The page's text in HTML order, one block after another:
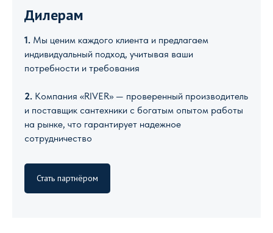
Дилерам
1. Мы ценим каждого клиента и предлагаем
индивидуальный подход, учитывая ваши
потребности и требования
2. Компания «RIVER» — проверенный производитель
и поставщик сантехники с богатым опытом работы
на рынке, что гарантирует надежное
сотрудничество
Стать партнёром